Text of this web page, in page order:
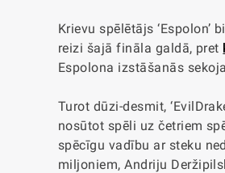
Krievu spēlētājs
reizi šajā fināla galdā, pret
Espolona izstāšanās
Turot dūzi-desmit,
nosūtot spēli uz četriem
spēcīgu vadību ar steku
miljoniem, Andriju